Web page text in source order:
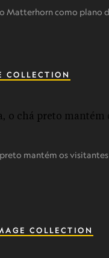
Matterhorn como plano
COLLECTION
mantém os
COLLECTION